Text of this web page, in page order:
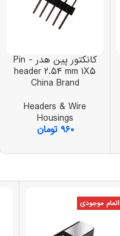
کانکتور پین هدر - Pin
header ۲.۵۴ mm ۱X۵
China Brand
Headers & Wire
Housings
۹۶۰ تومان
اتمام موجودی